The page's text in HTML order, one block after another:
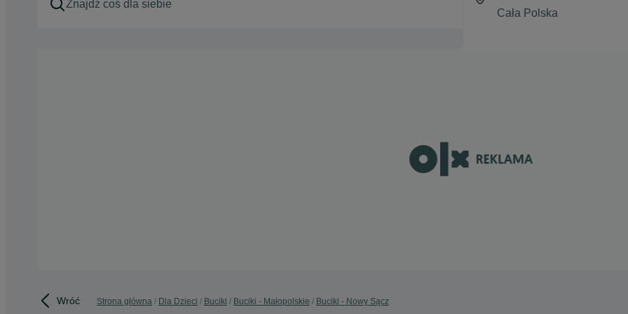
Wróć Strona główna Dla Dzieci Buciki Buciki - Małopolskie Buciki - Nowy Sącz